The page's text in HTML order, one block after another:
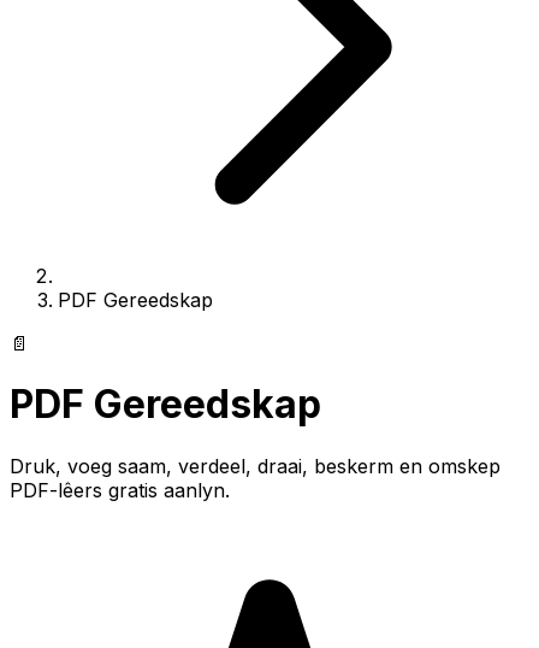
PDF Gereedskap
📄
PDF Gereedskap
Druk, voeg saam, verdeel, draai, beskerm en omskep
PDF-lêers gratis aanlyn.